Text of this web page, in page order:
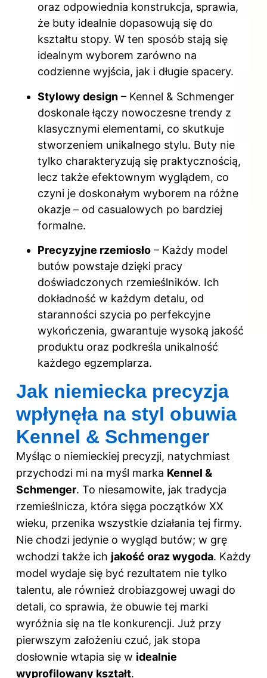
oraz odpowiednia konstrukcja, sprawia,
że buty idealnie dopasowują się do
kształtu stopy. W ten sposób stają się
idealnym wyborem zarówno na
codzienne wyjścia, jak i długie spacery.
Stylowy design – Kennel & Schmenger
doskonale łączy nowoczesne trendy z
klasycznymi elementami, co skutkuje
stworzeniem unikalnego stylu. Buty nie
tylko charakteryzują się praktycznością,
lecz także efektownym wyglądem, co
czyni je doskonałym wyborem na różne
okazje – od casualowych po bardziej
formalne.
Precyzyjne rzemiosło – Każdy model
butów powstaje dzięki pracy
doświadczonych rzemieślników. Ich
dokładność w każdym detalu, od
staranności szycia po perfekcyjne
wykończenia, gwarantuje wysoką jakość
produktu oraz podkreśla unikalność
każdego egzemplarza.
Jak niemiecka precyzja
wpłynęła na styl obuwia
Kennel & Schmenger
Myśląc o niemieckiej precyzji, natychmiast
przychodzi mi na myśl marka Kennel &
Schmenger. To niesamowite, jak tradycja
rzemieślnicza, która sięga początków XX
wieku, przenika wszystkie działania tej firmy.
Nie chodzi jedynie o wygląd butów; w grę
wchodzi także ich jakość oraz wygoda. Każdy
model wydaje się być rezultatem nie tylko
talentu, ale również drobiazgowej uwagi do
detali, co sprawia, że obuwie tej marki
wyróżnia się na tle konkurencji. Już przy
pierwszym założeniu czuć, jak stopa
dosłownie wtapia się w idealnie
wyprofilowany kształt.